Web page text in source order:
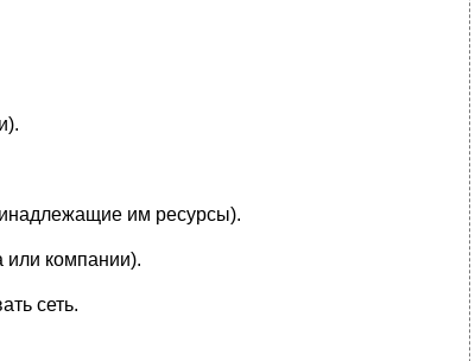
им ресурсы).
или компании).
сеть.